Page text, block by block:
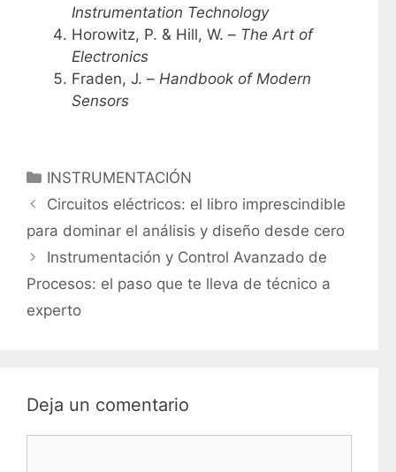
Instrumentation Technology
Horowitz, P. & Hill, W. – The Art of
Electronics
Fraden, J. – Handbook of Modern
Sensors
C
a
e
g
o
r
INSTRUMENTACIÓN
Circuitos eléctricos: el libro imprescindible
para dominar el análisis y diseño desde cero
Instrumentación y Control Avanzado de
Procesos: el paso que te lleva de técnico a
experto
Deja un comentario